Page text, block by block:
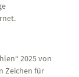
2025 von
Zeichen für